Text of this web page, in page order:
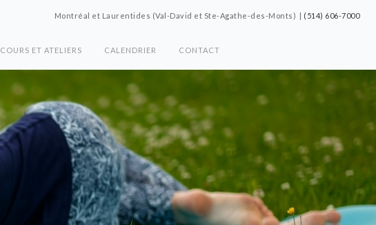
Montréal et Laurentides (Val-David et Ste-Agathe-des-Monts) | (514) 606-7000
COURS ET ATELIERS CALENDRIER CONTACT